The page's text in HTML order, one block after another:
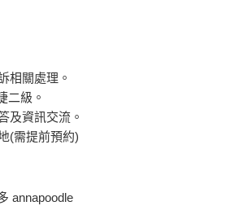
相關處理。
二級。
及資訊交流。
(需提前預約)
annapoodle